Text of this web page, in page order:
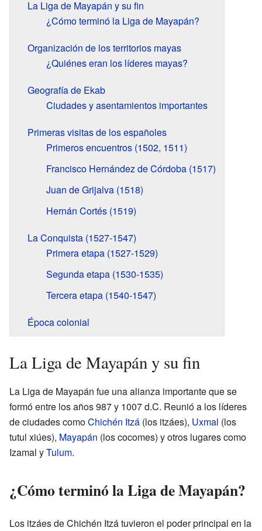
La Liga de Mayapán y su fin
¿Cómo terminó la Liga de Mayapán?
Organización de los territorios mayas
¿Quiénes eran los líderes mayas?
Geografía de Ekab
Ciudades y asentamientos importantes
Primeras visitas de los españoles
Primeros encuentros (1502, 1511)
Francisco Hernández de Córdoba (1517)
Juan de Grijalva (1518)
Hernán Cortés (1519)
La Conquista (1527-1547)
Primera etapa (1527-1529)
Segunda etapa (1530-1535)
Tercera etapa (1540-1547)
Época colonial
La Liga de Mayapán y su fin
La Liga de Mayapán fue una alianza importante que se
formó entre los años 987 y 1007 d.C. Reunió a los líderes
de ciudades comoChichén Itzá (los itzáes), Uxmal (los
tutul xiúes), Mayapán (los cocomes) y otros lugares como
Izamal yTulum.
¿Cómo terminó la Liga de Mayapán?
Los itzáes de Chichén Itzá tuvieron el poder principal en la